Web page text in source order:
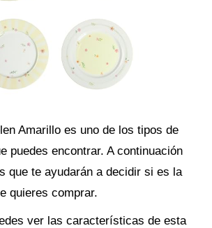
Amarillo es uno de los tipos de
puedes encontrar. A continuación
que te ayudarán a decidir si es la
quieres comprar.
ver las características de esta